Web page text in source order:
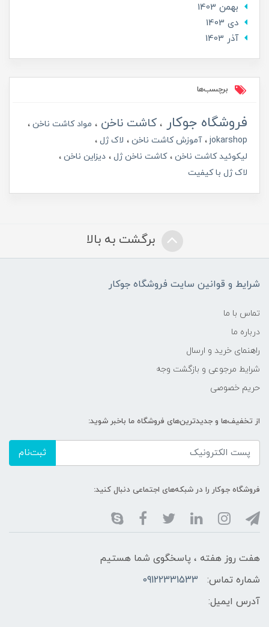
بهمن 1403
دی 1403
آذر 1403
برچسب‌ها
فروشگاه جوکار کاشت ناخن
مواد کاشت ناخن
jokarshop
آموزش کاشت ناخن
لاک ژل
لیکوئید کاشت ناخن
کاشت ناخن ژل
دیزاین ناخن
لاک ژل با کیفیت
برگشت به بالا
شرایط و قوانین سایت فروشگاه جوکار
تماس با ما
درباره ما
راهنمای خرید و ارسال
شرایط مرجوعی و بازگشت وجه
حریم خصوصی
از تخفیف‌ها و جدیدترین‌های فروشگاه ما باخبر شوید:
ثبت‌نام
فروشگاه جوکار را در شبکه‌های اجتماعی دنبال کنید:
هفت روز هفته ، پاسخگوی شما هستیم
شماره تماس:
09122331533
آدرس ایمیل: